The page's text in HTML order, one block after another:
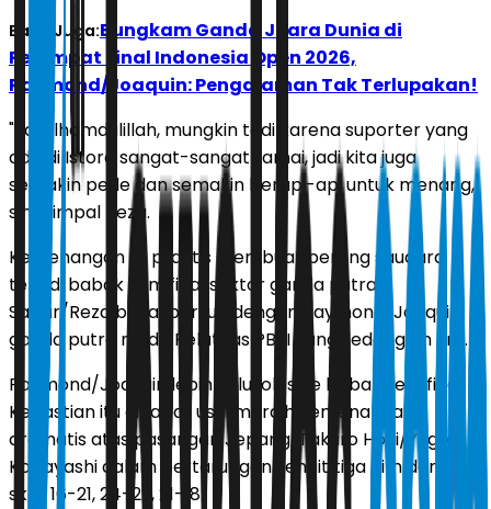
Baca Juga:Bungkam Ganda Juara Dunia di
Perempat Final Indonesia Open 2026,
Raymond/Joaquin: Pengalaman Tak Terlupakan!
"Ya, alhamdulillah, mungkin tadi karena suporter yang
ada di Istora sangat-sangat ramai, jadi kita juga
semakin pede dan semakin berapi-api untuk menang,
sih," timpal Reza.
Kemenangan ini praktis membuat perang saudara
terjadi babak semifinal sektor ganda putra.
Sabar/Reza bakal bersua dengan Raymond/Joaquin,
ganda putra muda Pelatnas PBSI yang sedang on fire.
Raymond/Joaquin lebih dulu lolos ke babak semifinal.
Kepastian itu didapat usai meraih kemenangan
dramatis atas pasangan Jepang, Takuro Hoki/Yugo
Kobayashi dalam pertarungan sengit tiga gim dengan
skor 16-21, 24-22, 21-18.